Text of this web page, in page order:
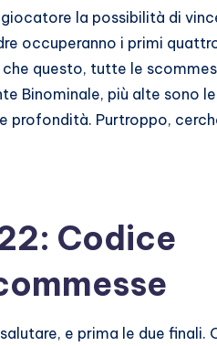
la possibilità di
occuperanno i primi
questo, tutte le
Binominale, più alte sono
profondità. Purtroppo,
Codice
e prima le due finali.